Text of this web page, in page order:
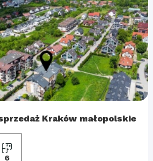
Kraków małopolskie
6